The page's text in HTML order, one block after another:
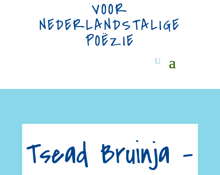
VOOR
NEDERLANDSTALIGE
POËZIE
Tsead Bruinja –